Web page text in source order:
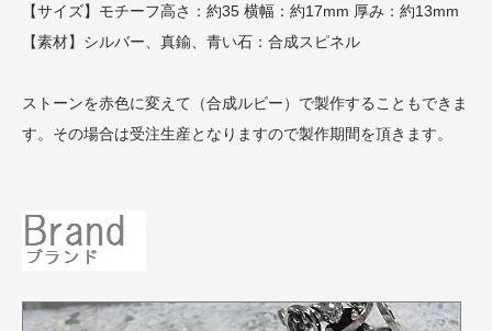
【サイズ】モチーフ高さ：約35 横幅：約17mm 厚み：約13mm
【素材】シルバー、真鍮、青い石：合成スピネル
ストーンを赤色に変えて（合成ルビー）で製作することもできま
す。その場合は受注生産となりますので製作期間を頂きます。